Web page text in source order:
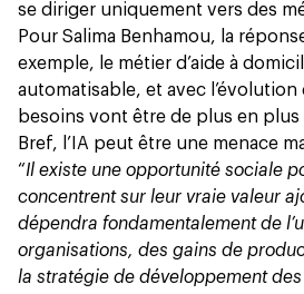
se diriger uniquement vers des
Pour Salima Benhamou, la
exemple, le métier d’aide à
automatisable, et avec
besoins vont être de plus en plus
Bref, l’IA peut être une menace
“Il existe une opportunité sociale
concentrent sur leur vraie valeur
dépendra fondamentalement de
organisations, des gains de
la stratégie de développement